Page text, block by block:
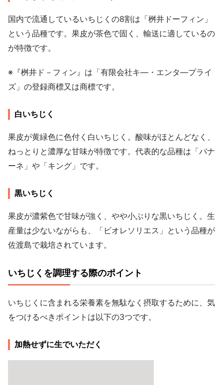
国内で流通しているいちじくの8割は「桝井ドーフィン」
という品種です。果皮が茶色で固く、輸送に適しているの
が特徴です。
※『桝井ド－フィン』は「有限会社キ―・エンタ―プライ
ズ」の登録商標又は商標です。
白いちじく
果皮が黄緑色に色付く白いちじく。酸味がほとんどなく、
ねっとりと濃厚な甘味が特徴です。代表的な品種は「バナ
ーネ」や「キング」です。
黒いちじく
果皮が濃紫色で甘味が強く、やや小ぶりな黒いちじく。生
産量は少ないながらも、「ビオレソリエス」という品種が
佐渡島で栽培されています。
いちじくを調理する際のポイント
いちじくに含まれる栄養素を無駄なく摂取するために、気
をつけるべきポイントは以下の3つです。
加熱せずに生でいただく